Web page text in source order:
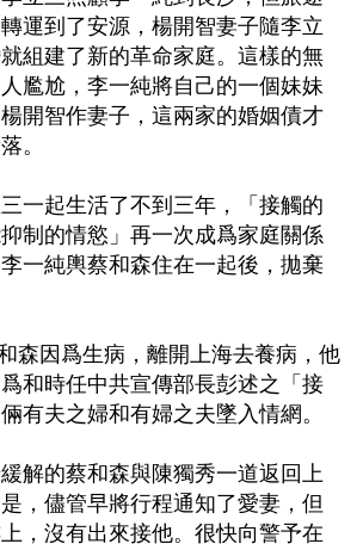
運到了安源，楊開智妻子隨李立
組建了新的革命家庭。這樣的無
尷尬，李一純將自己的一個妹妹
開智作妻子，這兩家的婚姻債才
。
一起生活了不到三年，「接觸的
制的情慾」再一次成爲家庭關係
一純輿蔡和森住在一起後，拋棄
森因爲生病，離開上海去養病，他
和時任中共宣傳部長彭述之「接
有夫之婦和有婦之夫墜入情網。
解的蔡和森與陳獨秀一道返回上
，儘管早將行程通知了愛妻，但
，沒有出來接他。很快向警予在